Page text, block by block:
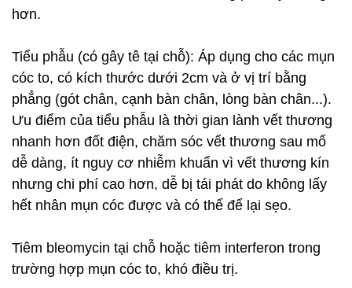
hơn.
Tiểu phẫu (có gây tê tại chỗ): Áp dụng cho các mụn
cóc to, có kích thước dưới 2cm và ở vị trí bằng
phẳng (gót chân, cạnh bàn chân, lòng bàn chân...).
Ưu điểm của tiểu phẫu là thời gian lành vết thương
nhanh hơn đốt điện, chăm sóc vết thương sau mổ
dễ dàng, ít nguy cơ nhiễm khuẩn vì vết thương kín
nhưng chi phí cao hơn, dễ bị tái phát do không lấy
hết nhân mụn cóc được và có thể để lại sẹo.
Tiêm bleomycin tại chỗ hoặc tiêm interferon trong
trường hợp mụn cóc to, khó điều trị.